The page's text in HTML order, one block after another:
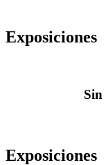
Exposiciones
Sin
Exposiciones